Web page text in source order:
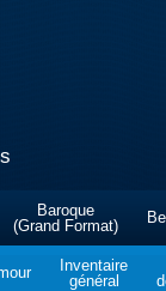
Baroque
(Grand Format)
Inventaire
général